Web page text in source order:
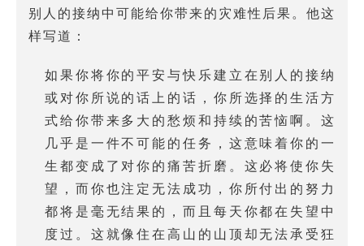
别人的接纳中可能给你带来的灾难性后果。他这
样写道：
如果你将你的平安与快乐建立在别人的接纳
或对你所说的话上的话，你所选择的生活方
式给你带来多大的愁烦和持续的苦恼啊。这
几乎是一件不可能的任务，这意味着你的一
生都变成了对你的痛苦折磨。这必将使你失
望，而你也注定无法成功，你所付出的努力
都将是毫无结果的，而且每天你都在失望中
度过。这就像住在高山的山顶却无法承受狂